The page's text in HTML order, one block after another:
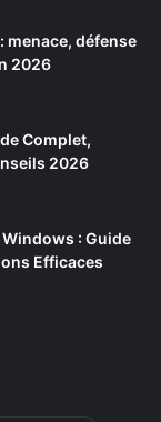
menace, défense
2026
Complet,
2026
: Guide
Efficaces